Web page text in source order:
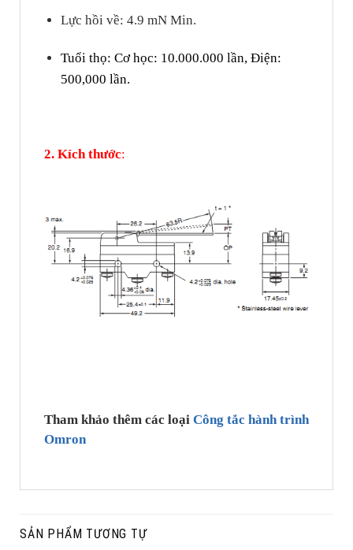
Lực hồi về: 4.9 mN Min.
Tuổi thọ: Cơ học: 10.000.000 lần, Điện:
500,000 lần.
2. Kích thước:
Tham khảo thêm các loại Công tắc hành trình
Omron
SẢN PHẨM TƯƠNG TỰ